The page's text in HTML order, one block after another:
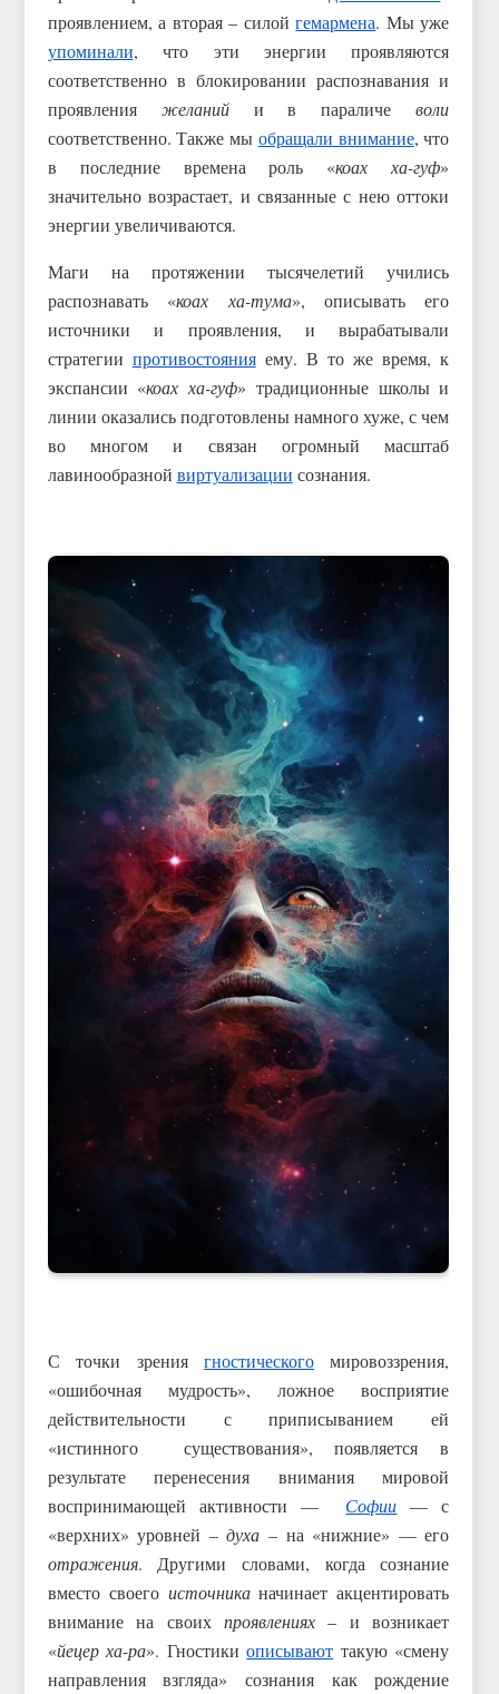
проявлением, а вторая – силойгемармена. Мы уже
упоминали, что эти энергии проявляются
соответственно в блокировании распознавания и
проявления желанийи в параличеволи
соответственно. Также мы обращали внимание, что
в последние времена роль «коах ха-гуф»
значительно возрастает, и связанные с нею оттоки
энергии увеличиваются.
Маги на протяжении тысячелетий учились
распознавать «коах ха-тума», описывать его
источники и проявления, и вырабатывали
стратегии противостоянияему. В то же время, к
экспансии «коах ха-гуф» традиционные школы и
линии оказались подготовлены намного хуже, с чем
во многом и связан огромный масштаб
лавинообразной виртуализации сознания.
С точки зрения гностическогомировоззрения,
«ошибочная мудрость», ложное восприятие
действительности с приписыванием ей
«истинного существования», появляется в
результате перенесения внимания мировой
воспринимающей активности — Софии — с
«верхних» уровней –духа – на «нижние» — его
отражения. Другими словами, когда сознание
вместо своего источниканачинает акцентировать
внимание на своих проявлениях – и возникает
«йецер ха-ра». Гностикиописывают такую «смену
направления взгляда» сознания как рождение